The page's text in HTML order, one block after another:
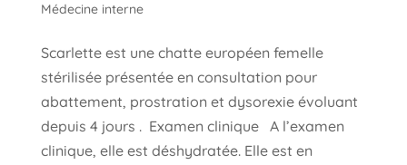
Médecine interne
Scarlette est une chatte européen femelle
stérilisée présentée en consultation pour
abattement, prostration et dysorexie évoluant
depuis 4 jours . Examen clinique A l’examen
clinique, elle est déshydratée. Elle est en